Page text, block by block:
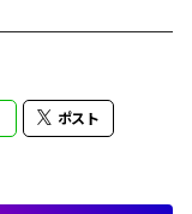
ポスト